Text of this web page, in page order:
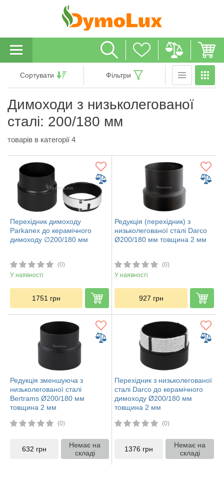
Димоходи з низьколегованої
сталі: 200/180 мм
товарів в категорії 4
Сортувати Фільтри
Перехідник димоходу
Parkanex до керамічного
димоходу ∅200/180 мм
(0)
У наявності
1751 грн
Редукція (перехідник) з
низьколегованої сталі Darco
Ø200/180 мм товщина 2 мм
(0)
У наявності
927 грн
Редукція зменшуюча з
низьколегованої сталі
Bertrams Ø200/180 мм
товщина 2 мм
(0)
632 грн
Немає на
складі
Перехідник з низьколегованої
сталі Darco до керамічного
димоходу Ø200/180 мм
товщина 2 мм
(0)
1376 грн
Немає на
складі